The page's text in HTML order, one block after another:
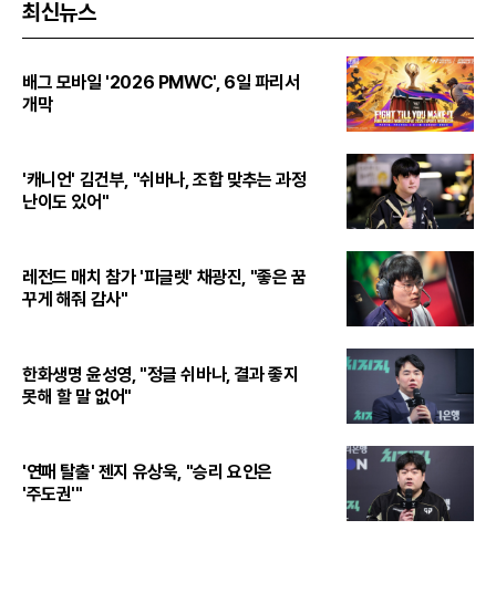
최신뉴스
배그 모바일 '2026 PMWC', 6일 파리서
개막
'캐니언' 김건부, "쉬바나, 조합 맞추는 과정
난이도 있어"
레전드 매치 참가 '피글렛' 채광진, "좋은 꿈
꾸게 해줘 감사"
한화생명 윤성영, "정글 쉬바나, 결과 좋지
못해 할 말 없어"
'연패 탈출' 젠지 유상욱, "승리 요인은
'주도권'"